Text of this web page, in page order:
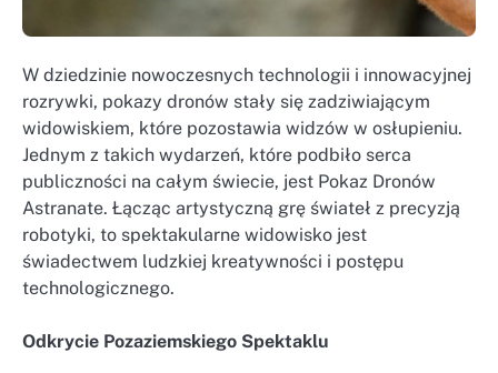
W dziedzinie nowoczesnych technologii i innowacyjnej
rozrywki, pokazy dronów stały się zadziwiającym
widowiskiem, które pozostawia widzów w osłupieniu.
Jednym z takich wydarzeń, które podbiło serca
publiczności na całym świecie, jest Pokaz Dronów
Astranate. Łącząc artystyczną grę świateł z precyzją
robotyki, to spektakularne widowisko jest
świadectwem ludzkiej kreatywności i postępu
technologicznego.
Odkrycie Pozaziemskiego Spektaklu